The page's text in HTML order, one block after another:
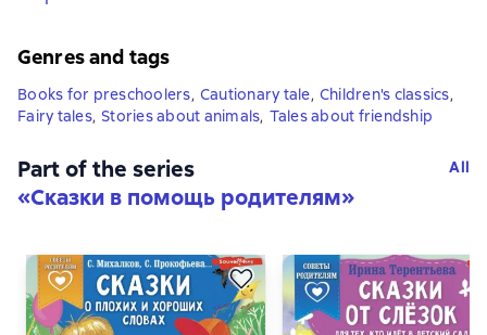
Genres and tags
Books for preschoolers, Cautionary tale, Children's classics,
Fairy tales, Stories about animals, Tales about friendship
Part of the series
«Сказки в помощь родителям»
All